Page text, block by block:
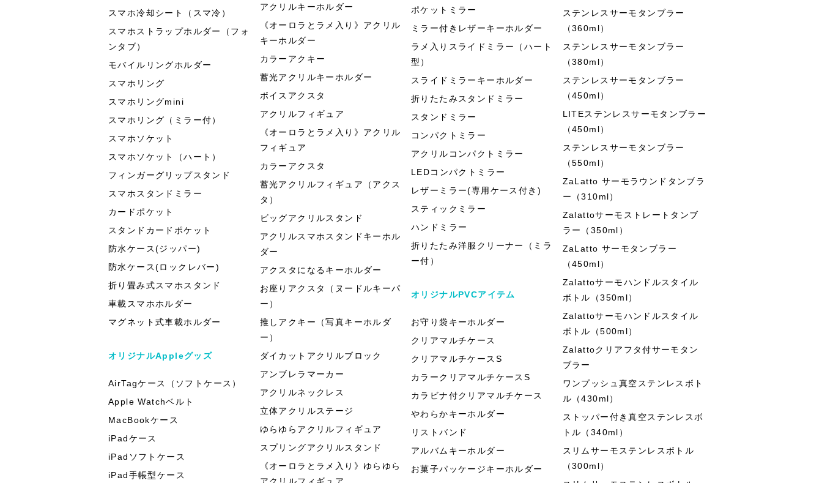
スマホ冷却シート（スマ冷）
スマホストラップホルダー（フォ
ンタブ）
モバイルリングホルダー
スマホリング
スマホリングmini
スマホリング（ミラー付）
スマホソケット
スマホソケット（ハート）
フィンガーグリップスタンド
スマホスタンドミラー
カードポケット
スタンドカードポケット
防水ケース(ジッパー)
防水ケース(ロックレバー)
折り畳み式スマホスタンド
車載スマホホルダー
マグネット式車載ホルダー
オリジナルAppleグッズ
AirTagケース（ソフトケース）
Apple Watchベルト
MacBookケース
iPadケース
iPadソフトケース
iPad手帳型ケース
アクリルキーホルダー
《オーロラとラメ入り》アクリル
キーホルダー
カラーアクキー
蓄光アクリルキーホルダー
ボイスアクスタ
アクリルフィギュア
《オーロラとラメ入り》アクリル
フィギュア
カラーアクスタ
蓄光アクリルフィギュア（アクス
タ）
ビッグアクリルスタンド
アクリルスマホスタンドキーホル
ダー
アクスタになるキーホルダー
お座りアクスタ（ヌードルキーパ
ー）
推しアクキー（写真キーホルダ
ー）
ダイカットアクリルブロック
アンブレラマーカー
アクリルネックレス
立体アクリルステージ
ゆらゆらアクリルフィギュア
スプリングアクリルスタンド
《オーロラとラメ入り》ゆらゆら
アクリルフィギュア
ポケットミラー
ミラー付きレザーキーホルダー
ラメ入りスライドミラー（ハート
型）
スライドミラーキーホルダー
折りたたみスタンドミラー
スタンドミラー
コンパクトミラー
アクリルコンパクトミラー
LEDコンパクトミラー
レザーミラー(専用ケース付き)
スティックミラー
ハンドミラー
折りたたみ洋服クリーナー（ミラ
ー付）
オリジナルPVCアイテム
お守り袋キーホルダー
クリアマルチケース
クリアマルチケースS
カラークリアマルチケースS
カラビナ付クリアマルチケース
やわらかキーホルダー
リストバンド
アルバムキーホルダー
お菓子パッケージキーホルダー
ステンレスサーモタンブラー
（360ml）
ステンレスサーモタンブラー
（380ml）
ステンレスサーモタンブラー
（450ml）
LITEステンレスサーモタンブラー
（450ml）
ステンレスサーモタンブラー
（550ml）
ZaLatto サーモラウンドタンブラ
ー（310ml）
Zalattoサーモストレートタンブ
ラー（350ml）
ZaLatto サーモタンブラー
（450ml）
Zalattoサーモハンドルスタイル
ボトル（350ml）
Zalattoサーモハンドルスタイル
ボトル（500ml）
Zalattoクリアフタ付サーモタン
ブラー
ワンプッシュ真空ステンレスボト
ル（430ml）
ストッパー付き真空ステンレスボ
トル（340ml）
スリムサーモステンレスボトル
（300ml）